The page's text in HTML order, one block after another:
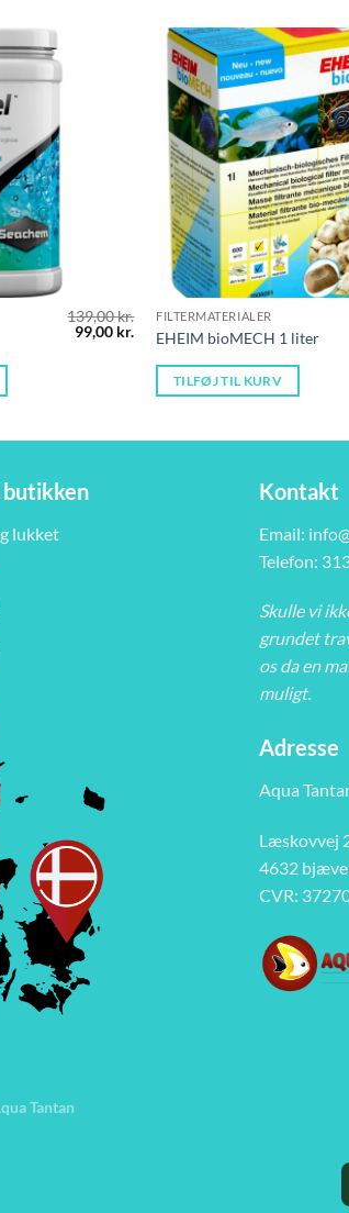
139,00kr.
Den
oprindelige
99,00 kr. Den
aktuelle
pris
99,00 kr..
FILTERMATERIALER
EHEIM bioMECH 1 liter
TILFØJ TIL KURV
lukket
Kontakt
Email:
Telefon:
Skulle vi
grundet
os da en
muligt.
Adresse
Aqua
Læskovvej
4632
CVR:
Tantan